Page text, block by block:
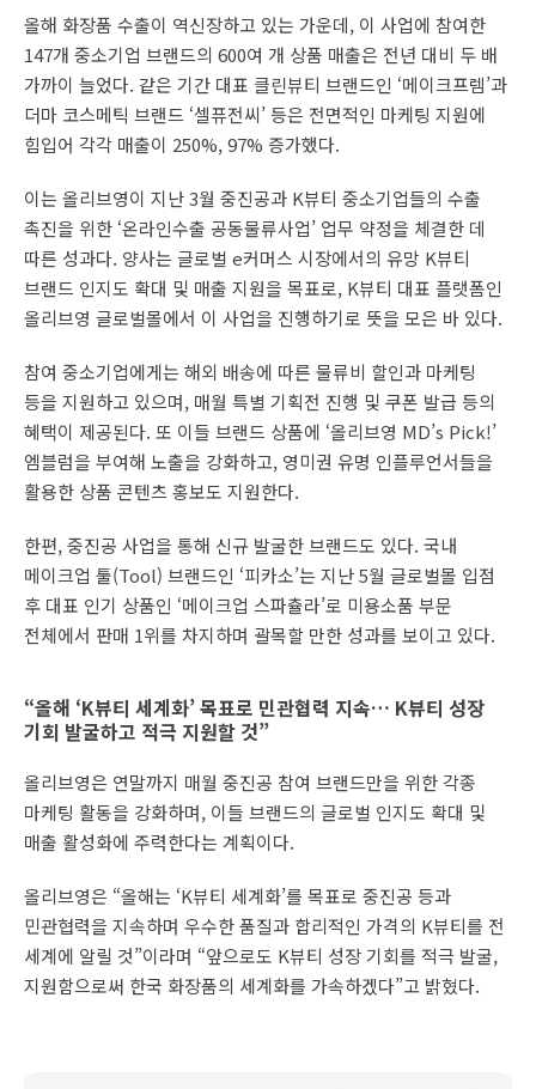
올해 화장품 수출이 역신장하고 있는 가운데, 이 사업에 참여한
147개 중소기업 브랜드의 600여 개 상품 매출은 전년 대비 두 배
가까이 늘었다. 같은 기간 대표 클린뷰티 브랜드인 ‘메이크프렘’과
더마 코스메틱 브랜드 ‘셀퓨전씨’ 등은 전면적인 마케팅 지원에
힘입어 각각 매출이 250%, 97% 증가했다.
이는 올리브영이 지난 3월 중진공과 K뷰티 중소기업들의 수출
촉진을 위한 ‘온라인수출 공동물류사업’ 업무 약정을 체결한 데
따른 성과다. 양사는 글로벌 e커머스 시장에서의 유망 K뷰티
브랜드 인지도 확대 및 매출 지원을 목표로, K뷰티 대표 플랫폼인
올리브영 글로벌몰에서 이 사업을 진행하기로 뜻을 모은 바 있다.
참여 중소기업에게는 해외 배송에 따른 물류비 할인과 마케팅
등을 지원하고 있으며, 매월 특별 기획전 진행 및 쿠폰 발급 등의
혜택이 제공된다. 또 이들 브랜드 상품에 ‘올리브영 MD’s Pick!’
엠블럼을 부여해 노출을 강화하고, 영미권 유명 인플루언서들을
활용한 상품 콘텐츠 홍보도 지원한다.
한편, 중진공 사업을 통해 신규 발굴한 브랜드도 있다. 국내
메이크업 툴(Tool) 브랜드인 ‘피카소’는 지난 5월 글로벌몰 입점
후 대표 인기 상품인 ‘메이크업 스파츌라’로 미용소품 부문
전체에서 판매 1위를 차지하며 괄목할 만한 성과를 보이고 있다.
“올해 ‘K뷰티 세계화’ 목표로 민관협력 지속… K뷰티 성장
기회 발굴하고 적극 지원할 것”
올리브영은 연말까지 매월 중진공 참여 브랜드만을 위한 각종
마케팅 활동을 강화하며, 이들 브랜드의 글로벌 인지도 확대 및
매출 활성화에 주력한다는 계획이다.
올리브영은 “올해는 ‘K뷰티 세계화’를 목표로 중진공 등과
민관협력을 지속하며 우수한 품질과 합리적인 가격의 K뷰티를 전
세계에 알릴 것”이라며 “앞으로도 K뷰티 성장 기회를 적극 발굴,
지원함으로써 한국 화장품의 세계화를 가속하겠다”고 밝혔다.